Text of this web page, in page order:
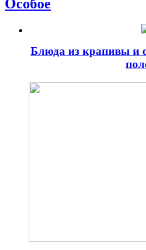
Особое
Блюда из крапивы и